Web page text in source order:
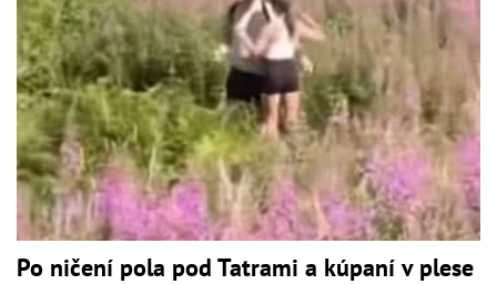
Po ničení pola pod Tatrami a kúpaní v plese